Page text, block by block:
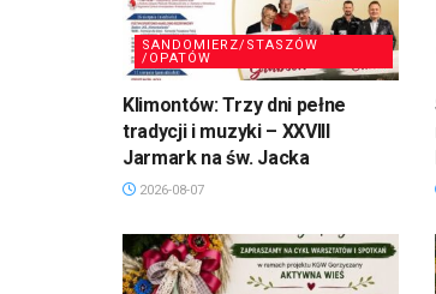
SANDOMIERZ/STASZÓW
/OPATÓW
Klimontów: Trzy dni pełne
tradycji i muzyki – XXVIII
Jarmark na św. Jacka
2026-08-07